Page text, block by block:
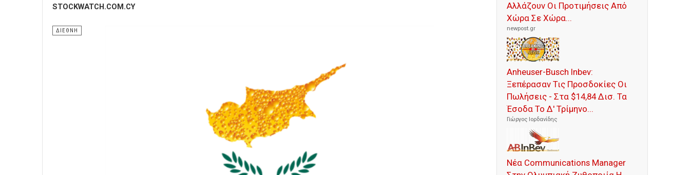
STOCKWATCH.COM.CY
ΔΙΕΘΝΗ
Αλλάζουν Οι Προτιμήσεις Από
Χώρα Σε Χώρα...
newpost.gr
Anheuser-Busch Inbev:
Ξεπέρασαν Τις Προσδοκίες Οι
Πωλήσεις - Στα $14,84 Δισ. Τα
Έσοδα Το Δ' Τρίμηνο...
Γιώργος Ιορδανίδης
Νέα Communications Manager